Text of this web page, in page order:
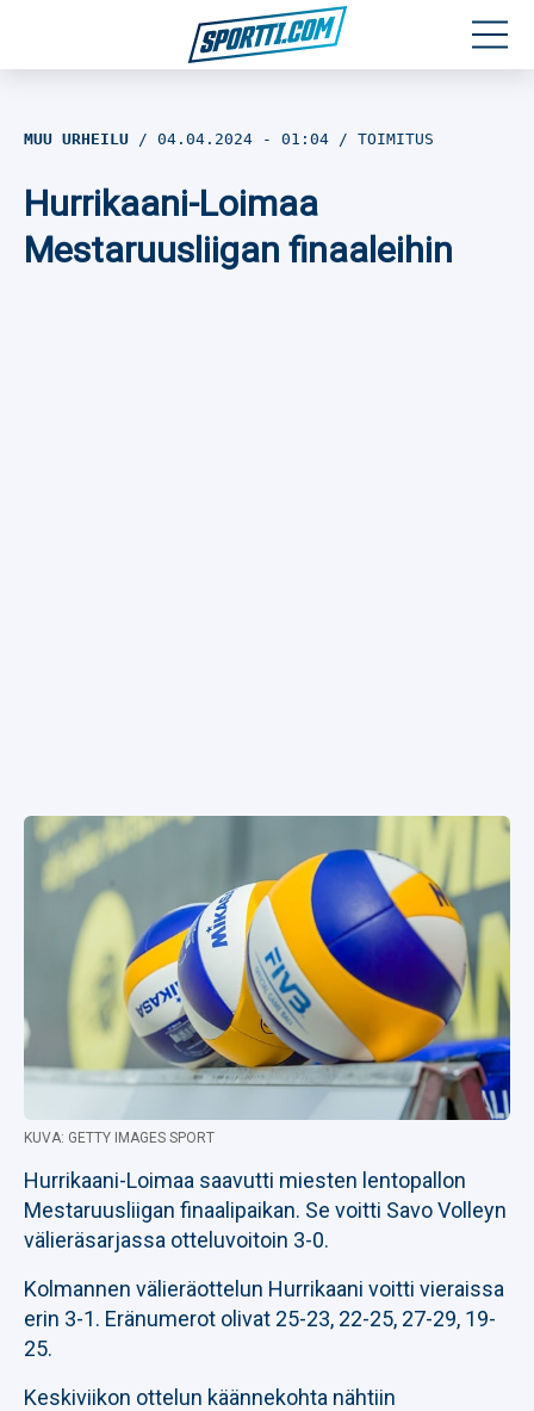
Jalkapallo
MUU URHEILU 04.04.2024 - 01:04 TOIMITUS
Hurrikaani-Loimaa
Mestaruusliigan finaaleihin
KUVA: GETTY IMAGES SPORT
Hurrikaani-Loimaa saavutti miesten lentopallon
Mestaruusliigan finaalipaikan. Se voitti Savo Volleyn
välieräsarjassa otteluvoitoin 3-0.
Kolmannen välieräottelun Hurrikaani voitti vieraissa
erin 3-1. Eränumerot olivat 25-23, 22-25, 27-29, 19-
25.
Keskiviikon ottelun käännekohta nähtiin